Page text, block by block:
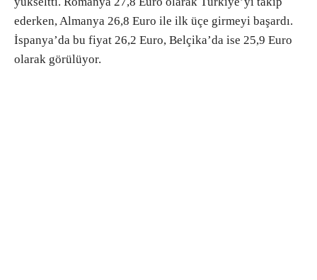
ederken, Almanya 26,8 Euro ile ilk üçe girmeyi başardı.
İspanya’da bu fiyat 26,2 Euro, Belçika’da ise 25,9 Euro
olarak görülüyor.